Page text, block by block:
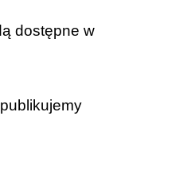
dostępne w